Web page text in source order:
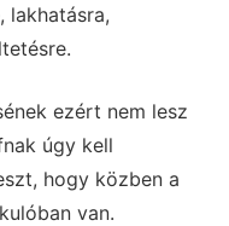
lakhatásra,
ezért nem lesz
úgy kell
hogy közben a
van.